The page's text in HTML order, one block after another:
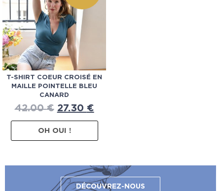
T-SHIRT COEUR CROISÉ EN
MAILLE POINTELLE BLEU
CANARD
42.00€ 27.30 €
OH OUI !
DÉCOUVREZ-NOUS